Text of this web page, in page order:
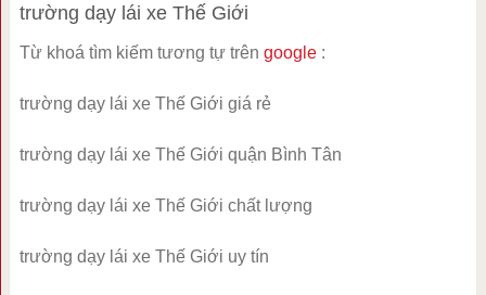
trường dạy lái xe Thế Giới
Từ khoá tìm kiếm tương tự trên google:
trường dạy lái xe Thế Giới giá rẻ
trường dạy lái xe Thế Giới quận Bình Tân
trường dạy lái xe Thế Giới chất lượng
trường dạy lái xe Thế Giới uy tín